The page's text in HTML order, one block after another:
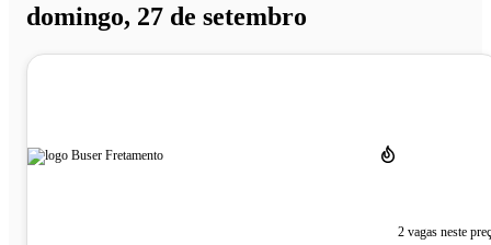
domingo, 27 de setembro
2 vagas neste